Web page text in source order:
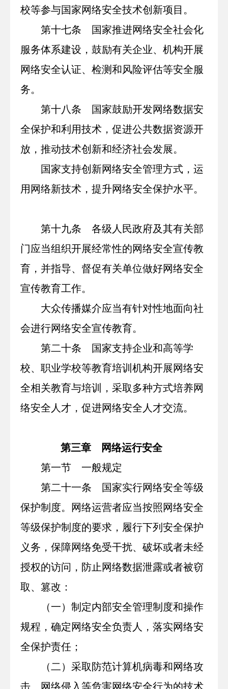
校等参与国家网络安全技术创新项目。
第十七条 国家推进网络安全社会化
服务体系建设，鼓励有关企业、机构开展
网络安全认证、检测和风险评估等安全服
务。
第十八条 国家鼓励开发网络数据安
全保护和利用技术，促进公共数据资源开
放，推动技术创新和经济社会发展。
国家支持创新网络安全管理方式，运
用网络新技术，提升网络安全保护水平。
第十九条 各级人民政府及其有关部
门应当组织开展经常性的网络安全宣传教
育，并指导、督促有关单位做好网络安全
宣传教育工作。
大众传播媒介应当有针对性地面向社
会进行网络安全宣传教育。
第二十条 国家支持企业和高等学
校、职业学校等教育培训机构开展网络安
全相关教育与培训，采取多种方式培养网
络安全人才，促进网络安全人才交流。
第三章 网络运行安全
第一节 一般规定
第二十一条 国家实行网络安全等级
保护制度。网络运营者应当按照网络安全
等级保护制度的要求，履行下列安全保护
义务，保障网络免受干扰、破坏或者未经
授权的访问，防止网络数据泄露或者被窃
取、篡改：
（一）制定内部安全管理制度和操作
规程，确定网络安全负责人，落实网络安
全保护责任；
（二）采取防范计算机病毒和网络攻
击、网络侵入等危害网络安全行为的技术